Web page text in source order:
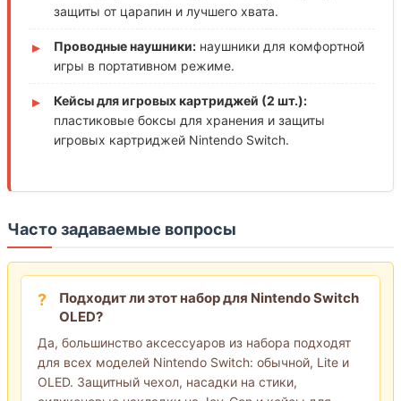
защиты от царапин и лучшего хвата.
Проводные наушники: наушники для комфортной
игры в портативном режиме.
Кейсы для игровых картриджей (2 шт.):
пластиковые боксы для хранения и защиты
игровых картриджей Nintendo Switch.
Часто задаваемые вопросы
Подходит ли этот набор для Nintendo Switch
OLED?
Да, большинство аксессуаров из набора подходят
для всех моделей Nintendo Switch: обычной, Lite и
OLED. Защитный чехол, насадки на стики,